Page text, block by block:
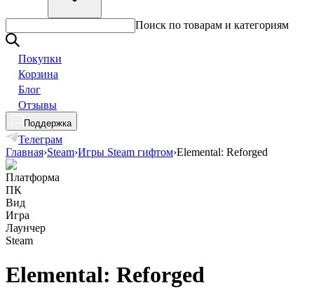
Поиск по товарам и категориям
Покупки
Корзина
Блог
Отзывы
Поддержка
Телеграм
Главная›Steam›Игры Steam гифтом›Elemental: Reforged
Платформа
ПК
Вид
Игра
Лаунчер
Steam
Elemental: Reforged